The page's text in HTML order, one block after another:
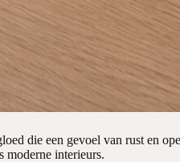
die een gevoel van rust en
moderne interieurs.